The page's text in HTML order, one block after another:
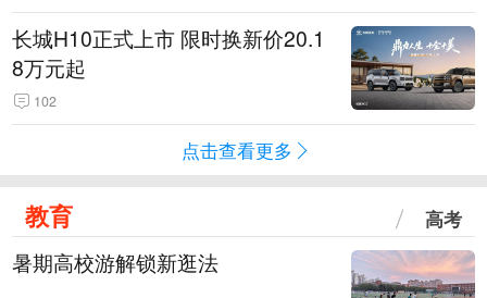
长城H10正式上市 限时换新价20.1
8万元起
102
点击查看更多
教育 高考
暑期高校游解锁新逛法